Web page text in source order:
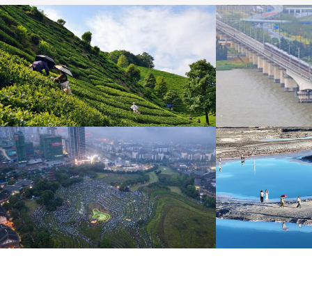
广西昭平: 高山秋茶采摘忙
晨光洒在茶园，连绵起伏的茶山云雾缭绕，茶农采摘
杭台高铁温玉段